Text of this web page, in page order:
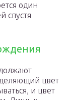
один
спустя
цвет
и цвет